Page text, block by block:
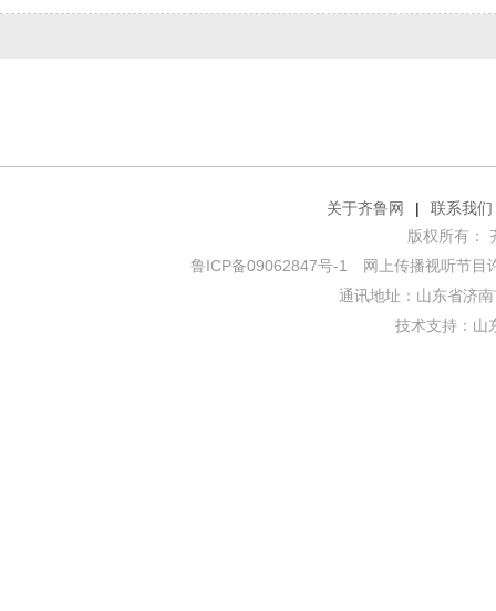
关于齐鲁网 |
联系我们
版权所有：
鲁ICP备09062847号-1
网上传播视听节目
通讯地址：山东省济
技术支持： 山